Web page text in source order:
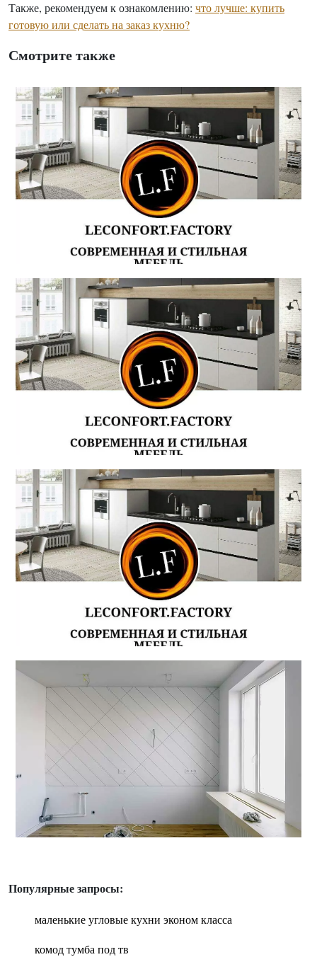
Также, рекомендуем к ознакомлению: что лучше: купить
готовую или сделать на заказ кухню?
Смотрите также
Популярные запросы:
маленькие угловые кухни эконом класса
комод тумба под тв